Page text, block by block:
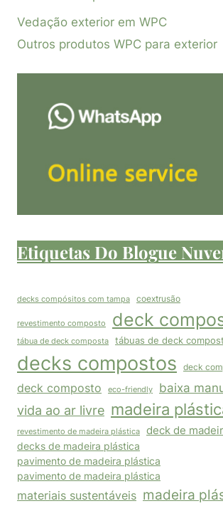
Vedação exterior em WPC
Outros produtos WPC para exterior
Etiquetas Do Blogue
decks compósitos com tampa coextrusão
revestimento composto deck
tábua de deck composta tábuas de deck
decks compostos deck
deck composto eco-friendly baixa
vida ao ar livre madeira
revestimento de madeira plástica deck de
decks de madeira plástica
pavimento de madeira plástica
pavimento de madeira plástica
materiais sustentáveis madeira